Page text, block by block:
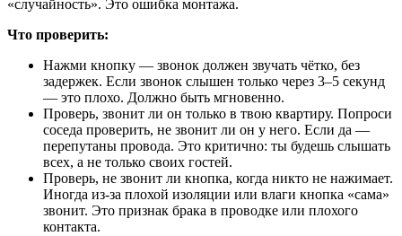
«случайность». Это ошибка монтажа.
Что проверить:
Нажми кнопку — звонок должен звучать чётко, без
задержек. Если звонок слышен только через 3–5 секунд
— это плохо. Должно быть мгновенно.
Проверь, звонит ли он только в твою квартиру. Попроси
соседа проверить, не звонит ли он у него. Если да —
перепутаны провода. Это критично: ты будешь слышать
всех, а не только своих гостей.
Проверь, не звонит ли кнопка, когда никто не нажимает.
Иногда из-за плохой изоляции или влаги кнопка «сама»
звонит. Это признак брака в проводке или плохого
контакта.